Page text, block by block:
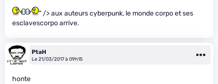
" /> aux auteurs cyberpunk, le monde corpo et ses
esclavescorpo arrive.
PtaH
Le 21/03/2017 à 09h15
honte